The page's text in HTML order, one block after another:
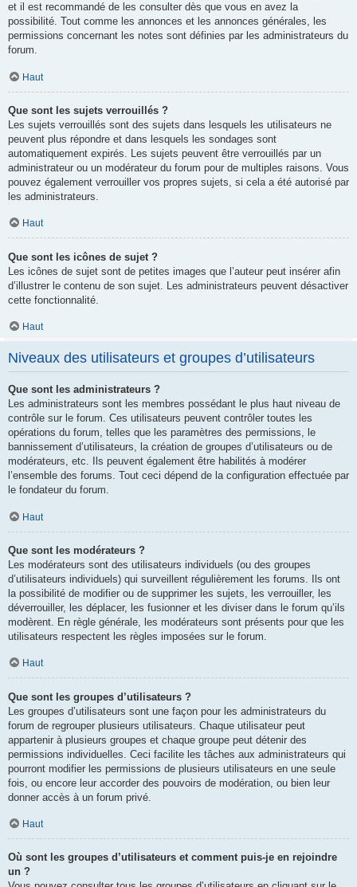
et il est recommandé de les consulter dès que vous en avez la
possibilité. Tout comme les annonces et les annonces générales, les
permissions concernant les notes sont définies par les administrateurs du
forum.
Haut
Que sont les sujets verrouillés ?
Les sujets verrouillés sont des sujets dans lesquels les utilisateurs ne
peuvent plus répondre et dans lesquels les sondages sont
automatiquement expirés. Les sujets peuvent être verrouillés par un
administrateur ou un modérateur du forum pour de multiples raisons. Vous
pouvez également verrouiller vos propres sujets, si cela a été autorisé par
les administrateurs.
Haut
Que sont les icônes de sujet ?
Les icônes de sujet sont de petites images que l’auteur peut insérer afin
d’illustrer le contenu de son sujet. Les administrateurs peuvent désactiver
cette fonctionnalité.
Haut
Niveaux des utilisateurs et groupes d’utilisateurs
Que sont les administrateurs ?
Les administrateurs sont les membres possédant le plus haut niveau de
contrôle sur le forum. Ces utilisateurs peuvent contrôler toutes les
opérations du forum, telles que les paramètres des permissions, le
bannissement d’utilisateurs, la création de groupes d’utilisateurs ou de
modérateurs, etc. Ils peuvent également être habilités à modérer
l’ensemble des forums. Tout ceci dépend de la configuration effectuée par
le fondateur du forum.
Haut
Que sont les modérateurs ?
Les modérateurs sont des utilisateurs individuels (ou des groupes
d’utilisateurs individuels) qui surveillent régulièrement les forums. Ils ont
la possibilité de modifier ou de supprimer les sujets, les verrouiller, les
déverrouiller, les déplacer, les fusionner et les diviser dans le forum qu’ils
modèrent. En règle générale, les modérateurs sont présents pour que les
utilisateurs respectent les règles imposées sur le forum.
Haut
Que sont les groupes d’utilisateurs ?
Les groupes d’utilisateurs sont une façon pour les administrateurs du
forum de regrouper plusieurs utilisateurs. Chaque utilisateur peut
appartenir à plusieurs groupes et chaque groupe peut détenir des
permissions individuelles. Ceci facilite les tâches aux administrateurs qui
pourront modifier les permissions de plusieurs utilisateurs en une seule
fois, ou encore leur accorder des pouvoirs de modération, ou bien leur
donner accès à un forum privé.
Haut
Où sont les groupes d’utilisateurs et comment puis-je en rejoindre
un ?